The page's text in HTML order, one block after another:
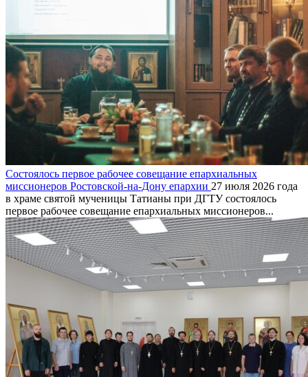
Состоялось первое рабочее совещание епархиальных
миссионеров Ростовской-на-Дону епархии 27 июля 2026 года
в храме святой мученицы Татианы при ДГТУ состоялось
первое рабочее совещание епархиальных миссионеров...